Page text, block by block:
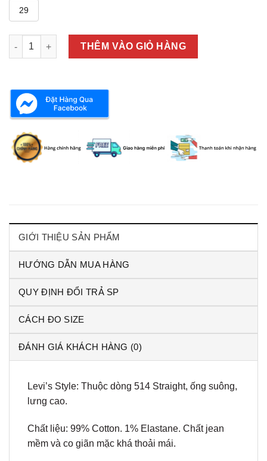
29
QUẦN JEAN NAM LEVI'S 00514-0831 số lượng
THÊM VÀO GIỎ HÀNG
GIỚI THIỆU SẢN PHẨM
HƯỚNG DẪN MUA HÀNG
QUY ĐỊNH ĐỔI TRẢ SP
CÁCH ĐO SIZE
ĐÁNH GIÁ KHÁCH HÀNG (0)
Levi’s Style: Thuộc dòng 514 Straight, ống suông,
lưng cao.
Chất liệu: 99% Cotton. 1% Elastane. Chất jean
mềm và co giãn mặc khá thoải mái.